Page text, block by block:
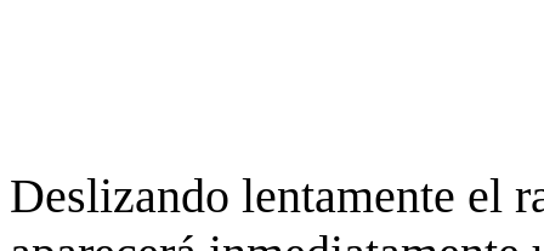
Deslizando lentamente el